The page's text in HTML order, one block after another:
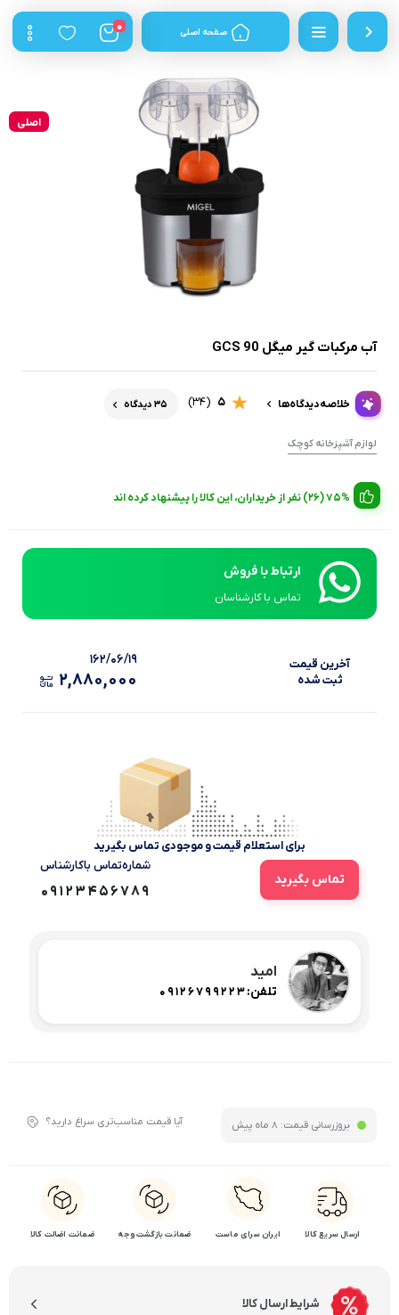
صفحه اصلی 0
اصلی
آب مرکبات گیر میگل GCS 90
خلاصه‌دیدگاه‌ها 5
(34) 35 دیدگاه
لوازم آشپزخانه کوچک
75% (26) نفر از خریداران، این کالا را پیشنهاد کرده اند
ارتباط با فروش
تماس با کارشناسان
آخرین‌ قیمت
ثبت‌ شده
۱۶۲/۰۶/۱۹
۲,۸۸۰,۰۰۰
برای استعلام قیمت و موجودی تماس بگیرید
تماس بگیرید
شماره‌تماس‌ با‌کارشناس
09123456789
امید
تلفن:09126799223
بروزرسانی قیمت: 8 ماه پیش آیا قیمت مناسب‌تری سراغ دارید؟
ارسال سریع کالا ایران سرای ماست ضمانت بازگشت وجه ضمانت اضالت کالا
شرایط ارسال کالا